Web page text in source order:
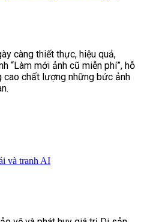
càng thiết thực, hiệu quả,
“Làm mới ảnh cũ miễn phí”, hỗ
cao chất lượng những bức ảnh
và tranh AI